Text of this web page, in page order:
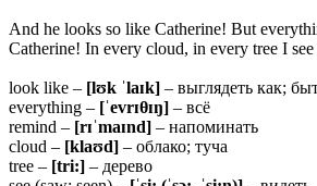
And he looks so like Catherine! But
Catherine! In every cloud, in every tree I see
look like – [lʊk ˈlaɪk] – выглядеть как;
everything – [ˈevrɪθɪŋ] – всё
remind – [rɪˈmaɪnd] – напоминать
cloud – [klaʊd] – облако; туча
tree – [tri:] – дерево